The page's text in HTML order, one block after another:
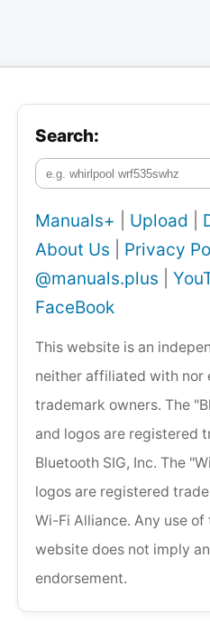
Search:
Manuals+ Upload
About Us
Privacy
@manuals.plus
FaceBook
This website is an
neither affiliated with nor
trademark owners. The
and logos are registered
Bluetooth SIG, Inc. The
logos are registered
Wi-Fi Alliance. Any use
website does not imply
endorsement.